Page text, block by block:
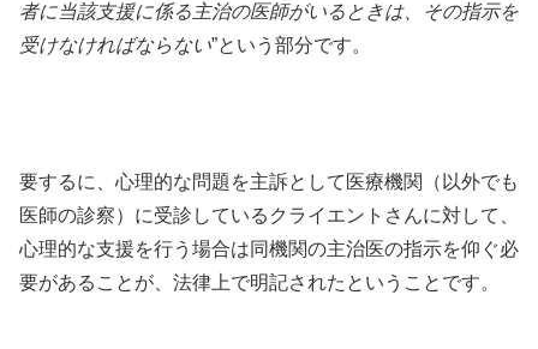
者に当該支援に係る主治の医師がいるときは、その指示を
受けなければならない”という部分です。
要するに、心理的な問題を主訴として医療機関（以外でも
医師の診察）に受診しているクライエントさんに対して、
心理的な支援を行う場合は同機関の主治医の指示を仰ぐ必
要があることが、法律上で明記されたということです。